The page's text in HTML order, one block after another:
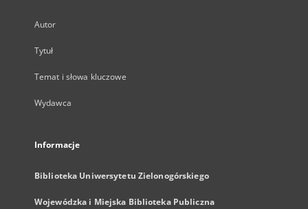
Autor
Tytuł
Temat i słowa kluczowe
Wydawca
Informacje
Biblioteka Uniwersytetu Zielonogórskiego
Wojewódzka i Miejska Biblioteka Publiczna